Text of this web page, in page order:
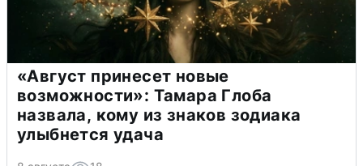
«Август принесет новые
возможности»: Тамара Глоба
назвала, кому из знаков зодиака
улыбнется удача